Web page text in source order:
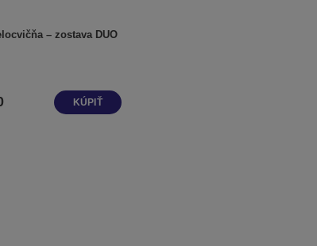
– zostava DUO
KÚPIŤ